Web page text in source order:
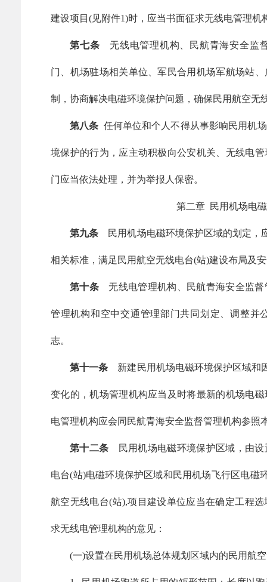
建设项目(见附件1)时，应当书面征求无线电管理
第七条 无线电管理机构、民航青海安全监
门、机场驻场相关单位、军民合用机场军航场站
制，协商解决电磁环境保护问题，确保民用航空无
第八条 任何单位和个人不得从事影响民用机
境保护的行为，应主动积极向公安机关、无线电
门应当依法处理，并为举报人保密。
第二章 民用机场电
第九条 民用机场电磁环境保护区域的划定，
相关标准，满足民用航空无线电台(站)建设布局及
第十条 无线电管理机构、民航青海安全监
管理机构和空中交通管理部门共同划定、调整并
志。
第十一条 新建民用机场电磁环境保护区域和
变化的，机场管理机构应当及时将最新的机场电
电管理机构应会同民航青海安全监督管理机构参照
第十二条 民用机场电磁环境保护区域，由设
电台(站)电磁环境保护区域和民用机场飞行区电磁
航空无线电台(站),项目建设单位应当在确定工程
求无线电管理机构的意见：
(一)设置在民用机场总体规划区域内的民用航